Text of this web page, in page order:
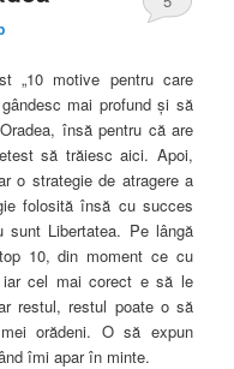
„10 motive pentru care
mai profund şi să
însă pentru că are
să trăiesc aici. Apoi,
o strategie de atragere a
folosită însă cu succes
Libertatea. Pe lângă
10, din moment ce cu
cel mai corect e să le
restul, restul poate o să
orădeni. O să expun
îmi apar în minte.